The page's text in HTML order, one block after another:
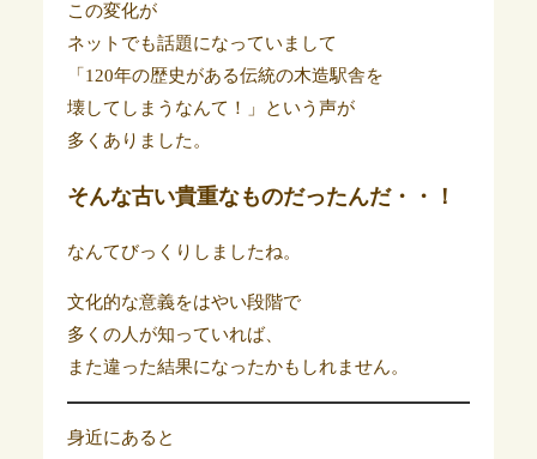
この変化が
ネットでも話題になっていまして
「120年の歴史がある伝統の木造駅舎を
壊してしまうなんて！」という声が
多くありました。
そんな古い貴重なものだったんだ・・！
なんてびっくりしましたね。
文化的な意義をはやい段階で
多くの人が知っていれば、
また違った結果になったかもしれません。
身近にあると